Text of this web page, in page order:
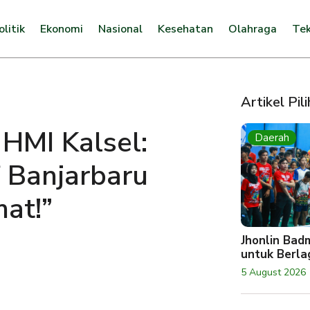
Ekonomi Nasional Kesehatan Olahraga
Kalsel:
Artikel
Daerah
Jhonlin
untuk
5 August 2026